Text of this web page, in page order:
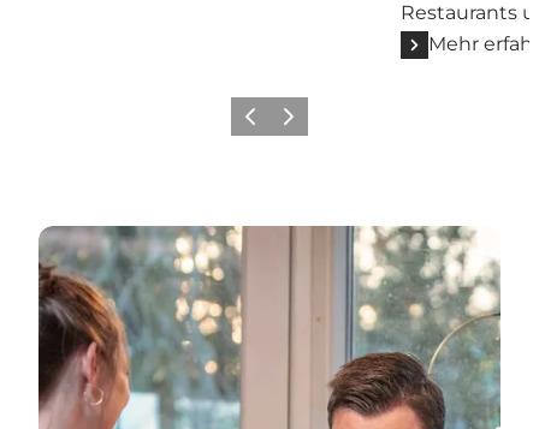
Restaurants
Mehr
ZurückWeiter
Sehen Sie die vielen Unterkunftsmöglichkeiten hier